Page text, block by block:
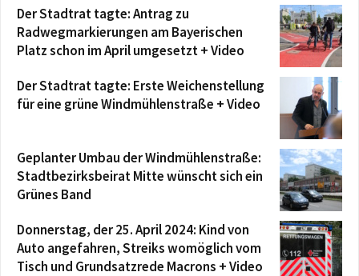
Der Stadtrat tagte: Antrag zu
Radwegmarkierungen am Bayerischen
Platz schon im April umgesetzt + Video
Der Stadtrat tagte: Erste Weichenstellung
für eine grüne Windmühlenstraße + Video
Geplanter Umbau der Windmühlenstraße:
Stadtbezirksbeirat Mitte wünscht sich ein
Grünes Band
Donnerstag, der 25. April 2024: Kind von
Auto angefahren, Streiks womöglich vom
Tisch und Grundsatzrede Macrons + Video